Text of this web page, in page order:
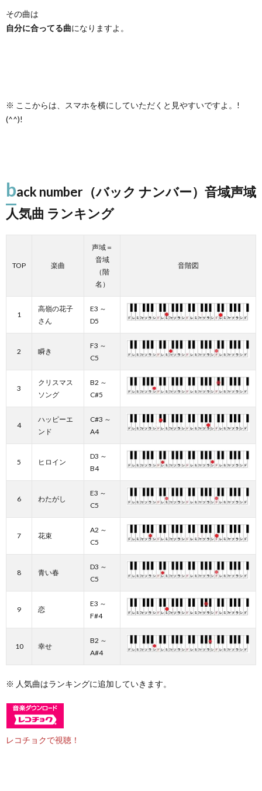
その曲は
自分に合ってる曲になりますよ。
※ ここからは、スマホを横にしていただくと見やすいですよ。!
(^^)!
back number（バック ナンバー）音域声域
人気曲 ランキング
TOP 楽曲
声域＝
音域
（階
名）
音階図
1
高嶺の花子
さん
E3 ～
D5
2 瞬き
F3 ～
C5
3
クリスマス
ソング
B2 ～
C#5
4
ハッピーエ
ンド
C#3 ～
A4
5 ヒロイン
D3 ～
B4
6 わたがし
E3 ～
C5
7 花束
A2 ～
C5
8 青い春
D3 ～
C5
9 恋
E3 ～
F#4
10 幸せ
B2 ～
A#4
※ 人気曲はランキングに追加していきます。
レコチョクで視聴！